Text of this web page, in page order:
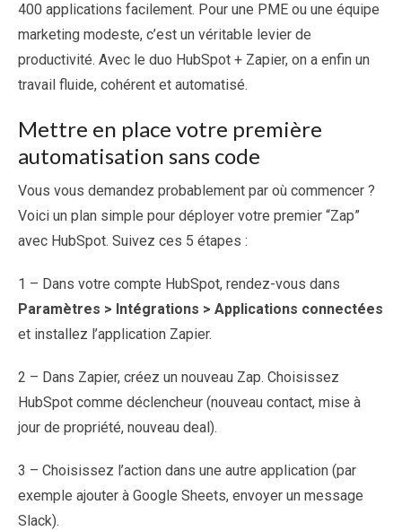
400 applications facilement. Pour une PME ou une équipe
marketing modeste, c’est un véritable levier de
productivité. Avec le duo HubSpot + Zapier, on a enfin un
travail fluide, cohérent et automatisé.
Mettre en place votre première
automatisation sans code
Vous vous demandez probablement par où commencer ?
Voici un plan simple pour déployer votre premier “Zap”
avec HubSpot. Suivez ces 5 étapes :
1 – Dans votre compte HubSpot, rendez-vous dans
Paramètres > Intégrations > Applications connectées
et installez l’application Zapier.
2 – Dans Zapier, créez un nouveau Zap. Choisissez
HubSpot comme déclencheur (nouveau contact, mise à
jour de propriété, nouveau deal).
3 – Choisissez l’action dans une autre application (par
exemple ajouter à Google Sheets, envoyer un message
Slack).